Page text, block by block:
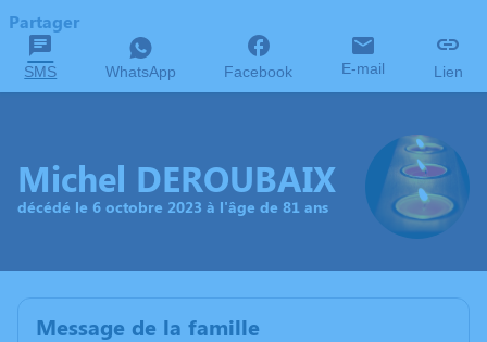
Partager
SMS WhatsApp Facebook E-mail Lien
Michel DEROUBAIX
décédé le 6 octobre 2023 à l'âge de 81 ans
Message de la famille